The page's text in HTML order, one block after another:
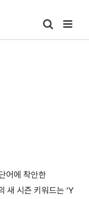
어에 착안한
새 시즌 키워드는 ‘Y